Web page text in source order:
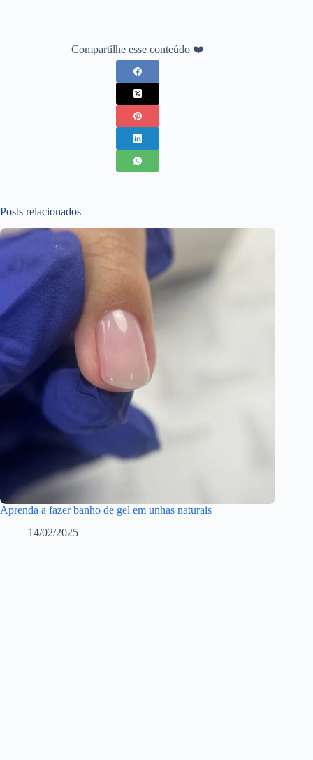
Compartilhe esse conteúdo ❤️
Posts relacionados
Aprenda a fazer banho de gel em unhas naturais
14/02/2025